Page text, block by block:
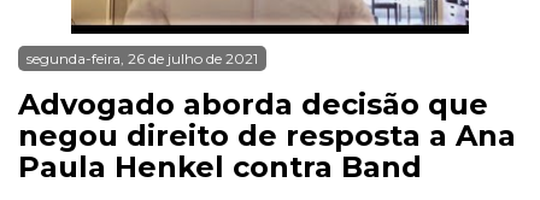
segunda-feira, 26 de julho de 2021
Advogado aborda decisão que
negou direito de resposta a Ana
Paula Henkel contra Band